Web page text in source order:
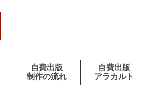
自費出版
制作の流れ
自費出版
アラカルト